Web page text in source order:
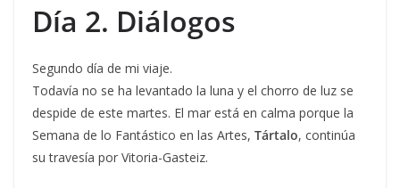
Día 2. Diálogos
Segundo día de mi viaje.
Todavía no se ha levantado la luna y el chorro de luz se
despide de este martes. El mar está en calma porque la
Semana de lo Fantástico en las Artes, Tártalo, continúa
su travesía por Vitoria-Gasteiz.